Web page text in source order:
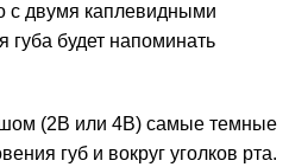
с двумя каплевидными
будет напоминать
(2В или 4В) самые темные
губ и вокруг уголков рта.